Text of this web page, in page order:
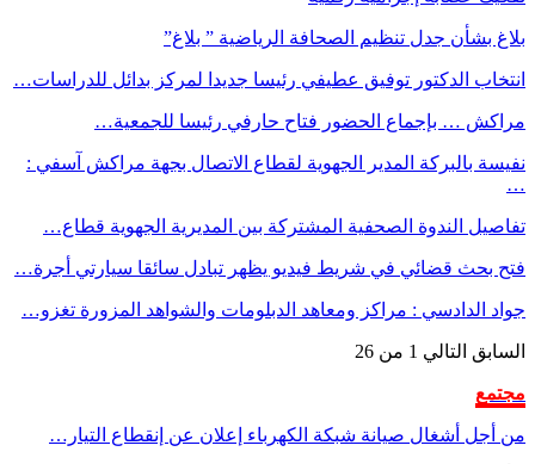
بلاغ بشأن جدل تنظيم الصحافة الرياضية ” بلاغ”
انتخاب الدكتور توفيق عطيفي رئيسا جديدا لمركز بدائل للدراسات…
مراكش … بإجماع الحضور فتاح حارفي رئيسا للجمعية…
نفيسة بالبركة المدير الجهوية لقطاع الاتصال بجهة مراكش آسفي :
…
تفاصيل الندوة الصحفية المشتركة بين المديرية الجهوية قطاع…
فتح بحث قضائي في شريط فيديو يظهر تبادل سائقا سيارتي أجرة…
جواد الدادسي : مراكز ومعاهد الدبلومات والشواهد المزورة تغزو…
السابق التالي 1 من 26
مجتمع
من أجل أشغال صيانة شبكة الكهرباء إعلان عن إنقطاع التيار…